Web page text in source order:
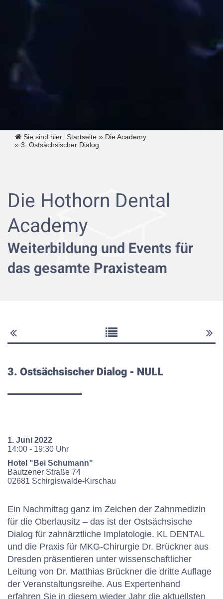
Sie sind hier: Startseite » Die Academy
» 3. Ostsächsischer Dialog
Die Hothorn Dental
Academy
Weiterbildung und Events für
das gesamte Praxisteam
3. Ostsächsischer Dialog- NULL
1. Juni 2022
14:00 - 19:30 Uhr
Hotel "Bei Schumann"
Bautzener Straße 74
02681 Schirgiswalde-Kirschau
Ein Nachmittag ganz im Zeichen der Zahnmedizin
für die Oberlausitz – das ist der Ostsächsische
Dialog für zahnärztliche Implatologie. KL DENTAL
und die Praxis für MKG-Chirurgie Dr. Brückner aus
Dresden präsentieren unter wissenschaftlicher
Leitung von Dr. Matthias Brückner die dritte Auflage
der Veranstaltungsreihe. Aus Expertenhand
erfahren Sie in diesem wieder Jahr die aktuellsten